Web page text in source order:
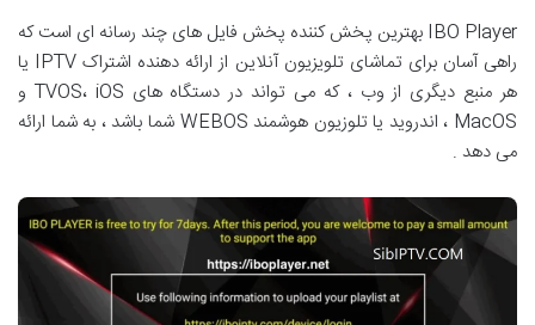
IBO Player بهترین پخش کننده پخش فایل های چند رسانه ای است که
راهی آسان برای تماشای تلویزیون آنلاین از ارائه دهنده اشتراک IPTV یا
هر منبع دیگری از وب ، که می تواند در دستگاه های TVOS، iOS و
MacOS ، اندروید یا تلوزیون هوشمند WEBOS شما باشد ، به شما ارائه
می دهد .